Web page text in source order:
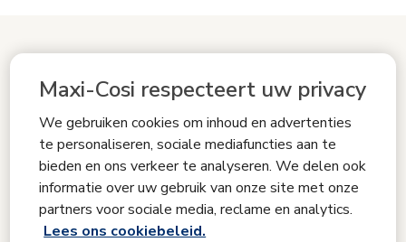
Maxi-Cosi respecteert uw privacy
We gebruiken cookies om inhoud en advertenties
te personaliseren, sociale mediafuncties aan te
bieden en ons verkeer te analyseren. We delen ook
informatie over uw gebruik van onze site met onze
partners voor sociale media, reclame en analytics.
Lees ons cookiebeleid.
Maak je Zitverkleiner voor Pebble
360 Pro autostoeltje compleet
Bijpassende producten